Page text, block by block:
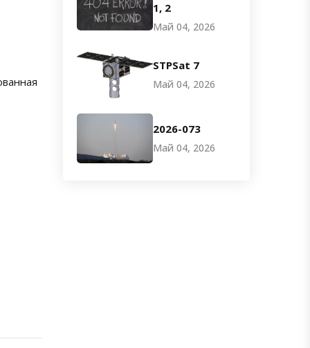
1, 2
Май 04, 2026
STPSat 7
Май 04, 2026
2026-073
Май 04, 2026